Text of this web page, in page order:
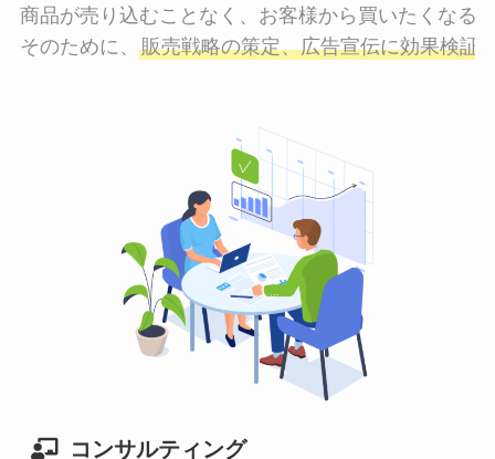
商品が売り込むことなく、お客様から買いたくなる
そのために、 販売戦略の策定、広告宣伝に効果検証
コンサルティング